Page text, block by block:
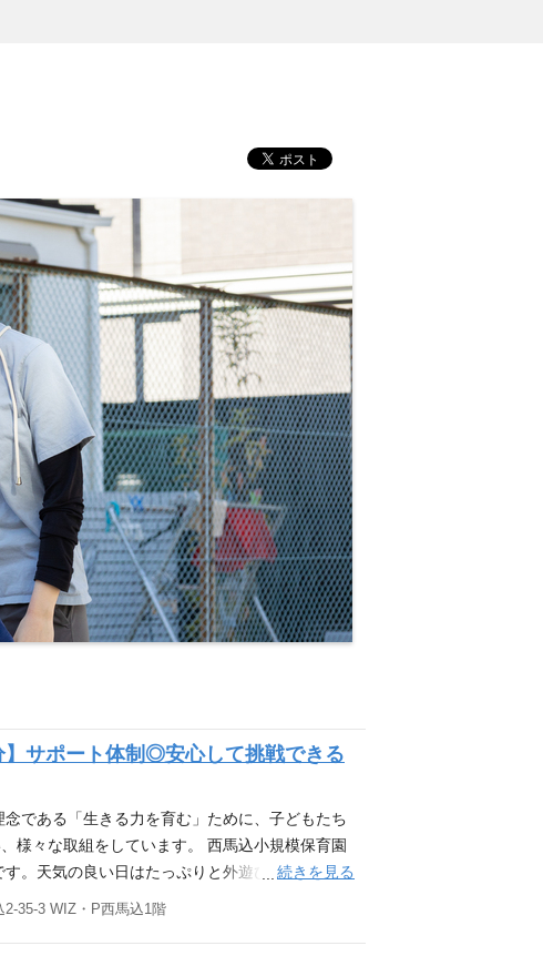
サポート体制◎安心して挑戦できる
である「生きる力を育む」ために、子どもたち
様々な取組をしています。 西馬込小規模保育園
。天気の良い日はたっぷりと外遊びを楽しみ、
どもたちが集まったりと穏やかな時が流れる小
少ない」 というイメージを持たれることもあり
続きを見る
35-3 WIZ・P西馬込1階